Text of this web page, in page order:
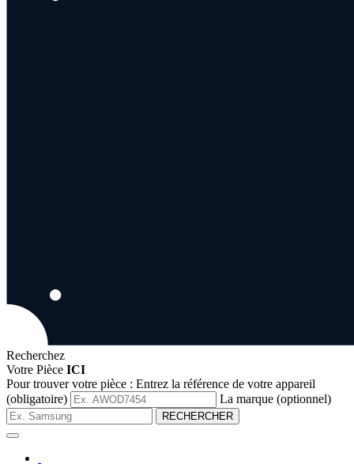
Recherchez
Votre Pièce ICI
Pour trouver votre pièce : Entrez la référence de votre appareil
(obligatoire)
La marque (optionnel)
RECHERCHER